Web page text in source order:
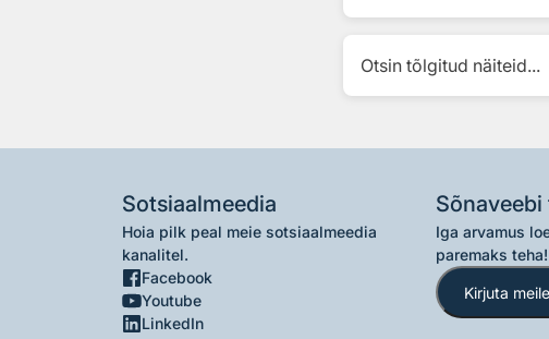
Otsin tõlgitud näiteid...
Sotsiaalmeedia
Hoia pilk peal meie sotsiaalmeedia
kanalitel.
Facebook
Youtube
LinkedIn
Iga arvamus
paremaks teha!
Kirjuta meile